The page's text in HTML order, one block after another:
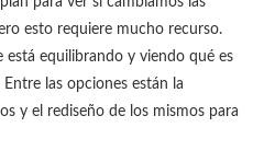
esto requiere mucho recurso.
está equilibrando y viendo qué es
Entre las opciones están la
y el rediseño de los mismos para